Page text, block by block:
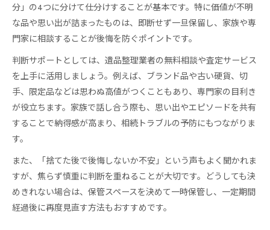
分」の4つに分けて仕分けすることが基本です。特に価値が不明
な品や思い出が詰まったものは、即断せず一旦保留し、家族や専
門家に相談することが後悔を防ぐポイントです。
判断サポートとしては、遺品整理業者の無料相談や査定サービス
を上手に活用しましょう。例えば、ブランド品や古い硬貨、切
手、限定品などは思わぬ高値がつくこともあり、専門家の目利き
が役立ちます。家族で話し合う際も、思い出やエピソードを共有
することで納得感が高まり、相続トラブルの予防にもつながりま
す。
また、「捨てた後で後悔しないか不安」という声もよく聞かれま
すが、焦らず慎重に判断を重ねることが大切です。どうしても決
めきれない場合は、保管スペースを決めて一時保管し、一定期間
経過後に再度見直す方法もおすすめです。